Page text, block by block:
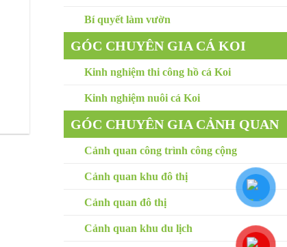
Bí quyết làm vườn
GÓC CHUYÊN GIA CÁ KOI
Kinh nghiệm thi công hồ cá Koi
Kinh nghiệm nuôi cá Koi
GÓC CHUYÊN GIA CẢNH QUAN
Cảnh quan công trình công cộng
Cảnh quan khu đô thị
Cảnh quan đô thị
Cảnh quan khu du lịch